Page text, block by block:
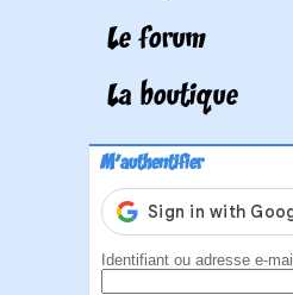
Le forum
La boutique
M'authentifier
Identifiant ou adresse e-mail